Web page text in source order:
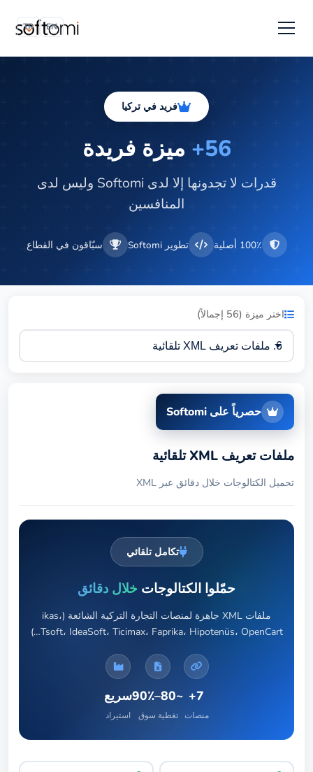
TR EN
فريد في تركيا
56+ ميزة فريدة
قدرات لا تجدونها إلا لدى Softomi وليس لدى
المنافسين
100٪ أصلية تطوير Softomi سبّاقون في القطاع
اختر ميزة (56 إجمالاً)
حصرياً على Softomi
ملفات تعريف XML تلقائية
تحميل الكتالوجات خلال دقائق عبر XML
تكامل تلقائي
حمّلوا الكتالوجات خلال دقائق
ملفات XML جاهزة لمنصات التجارة التركية الشائعة (ikas،
Tsoft، IdeaSoft، Ticimax، Faprika، Hipotenüs، OpenCart…)
7+
منصات
~80–90٪
تغطية سوق
سريع
استيراد